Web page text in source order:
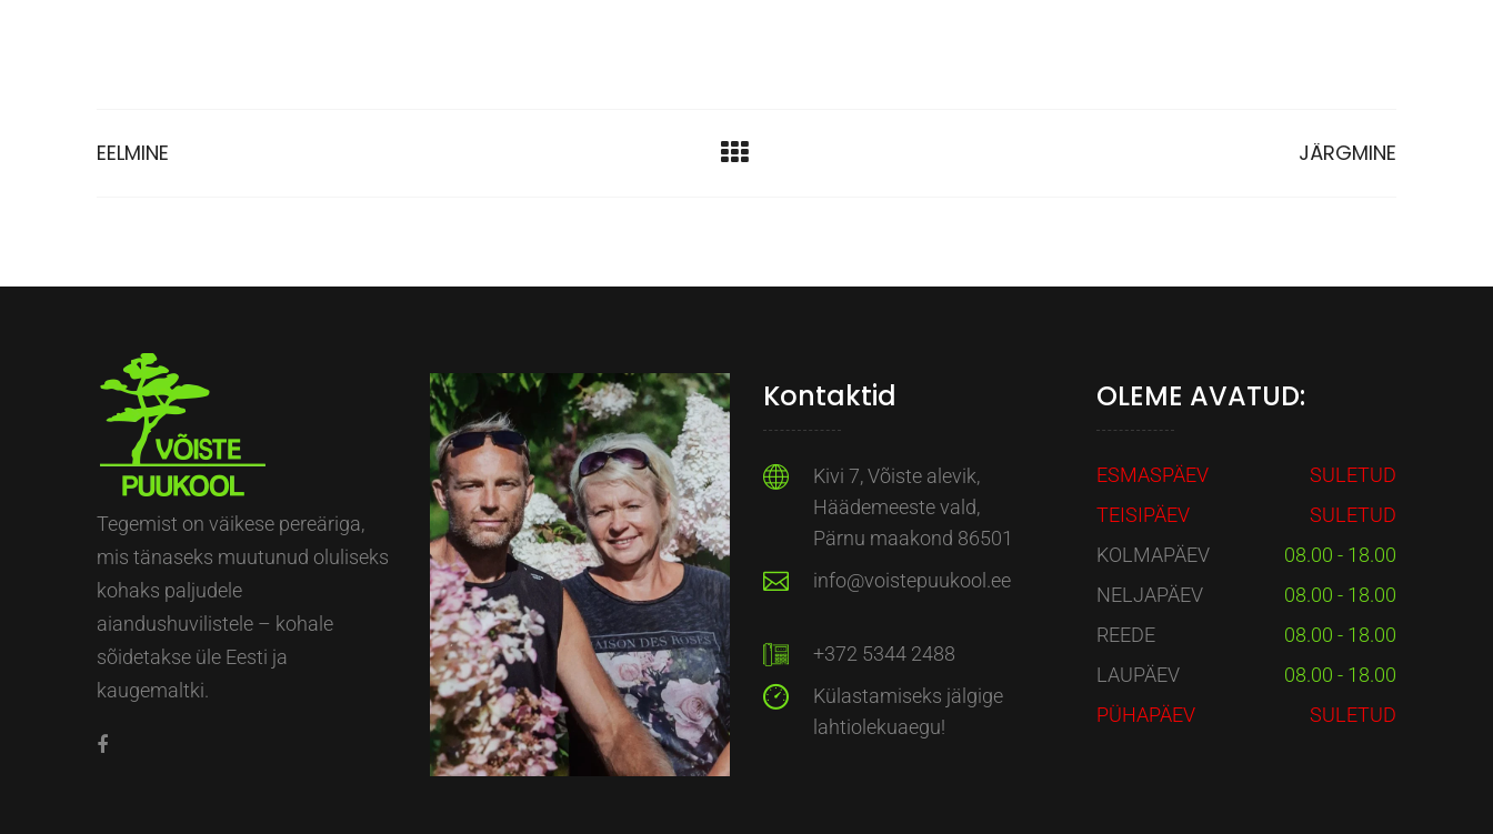
EELMINE JÄRGMINE
Tegemist on väikese pereäriga,
mis tänaseks muutunud oluliseks
kohaks paljudele
aiandushuvilistele – kohale
sõidetakse üle Eesti ja
kaugemaltki.
Kontaktid
Kivi 7, Võiste alevik,
Häädemeeste vald,
Pärnu maakond 86501
info@voistepuukool.ee
+372 5344 2488
Külastamiseks jälgige
lahtiolekuaegu!
OLEME AVATUD:
ESMASPÄEV
SULETUD
TEISIPÄEV
SULETUD
KOLMAPÄEV
08.00 - 18.00
NELJAPÄEV
08.00 - 18.00
REEDE
08.00 - 18.00
LAUPÄEV
08.00 - 18.00
PÜHAPÄEV
SULETUD